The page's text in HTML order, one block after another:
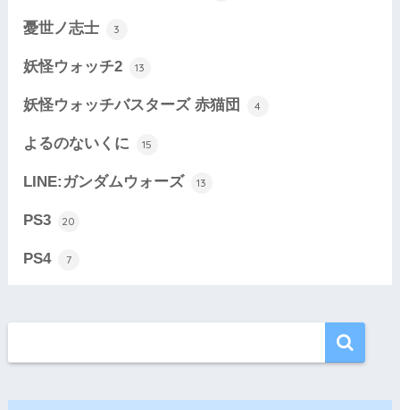
憂世ノ志士 3
妖怪ウォッチ2 13
妖怪ウォッチバスターズ 赤猫団 4
よるのないくに 15
LINE:ガンダムウォーズ 13
PS3 20
PS4 7